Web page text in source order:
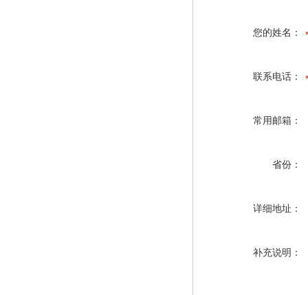
您的姓名：
联系电话：
常用邮箱：
省份：
详细地址：
补充说明：